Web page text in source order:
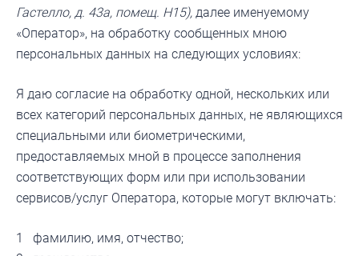
Гастелло, д. 43а, помещ. Н15), далее именуемому
«Оператор», на обработку сообщенных мною
персональных данных на следующих условиях:
Я даю согласие на обработку одной, нескольких или
всех категорий персональных данных, не являющихся
специальными или биометрическими,
предоставляемых мной в процессе заполнения
соответствующих форм или при использовании
сервисов/услуг Оператора, которые могут включать:
фамилию, имя, отчество;